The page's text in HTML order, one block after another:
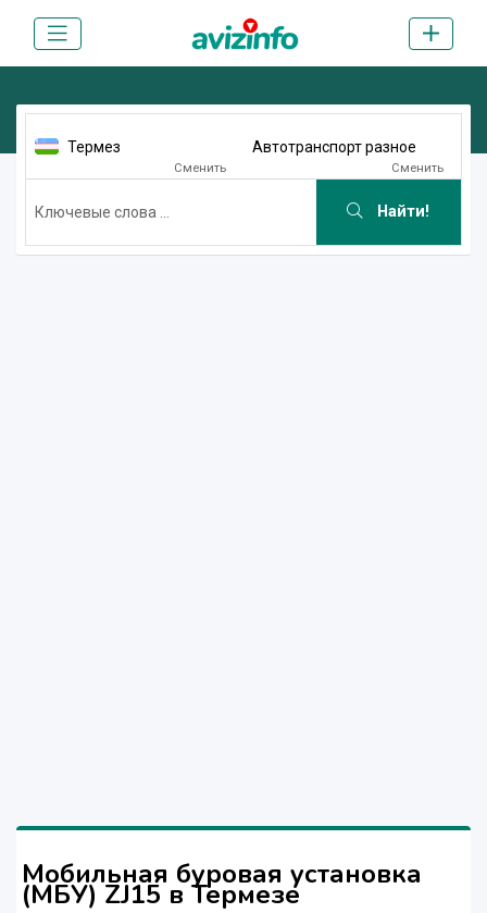
Термез
Сменить
Автотранспорт разное
Сменить
Найти!
Мобильная буровая установка
(МБУ) ZJ15 в Термезе